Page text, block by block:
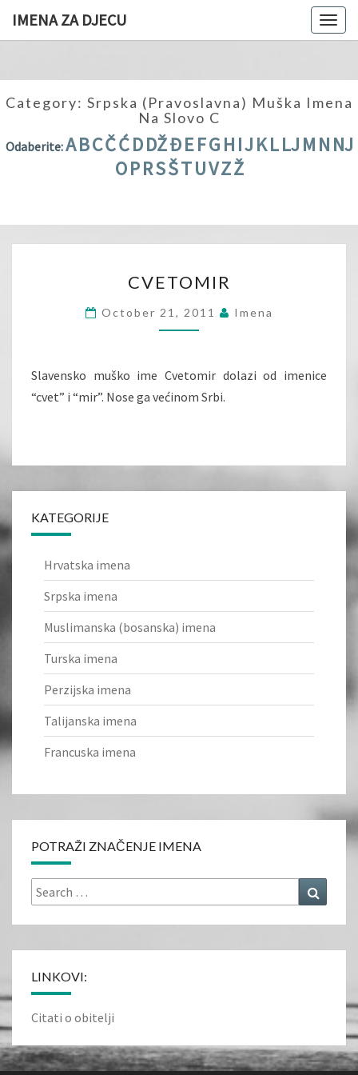
IMENA ZA DJECU
Category: Srpska (pravoslavna) Muška Imena
Na Slovo C
Odaberite:ABCČĆDDŽĐEFGHIJKLLJMNNJ
OPRSŠTUVZŽ
CVETOMIR
October 21, 2011 Imena
Slavensko muško ime Cvetomir dolazi od imenice
“cvet” i “mir”. Nose ga većinom Srbi.
KATEGORIJE
Hrvatska imena
Srpska imena
Muslimanska (bosanska) imena
Turska imena
Perzijska imena
Talijanska imena
Francuska imena
POTRAŽI ZNAČENJE IMENA
Search
for:
LINKOVI:
Citati o obitelji